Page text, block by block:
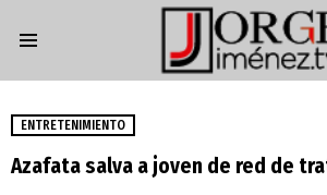
ENTRETENIMIENTO
Azafata salva a joven de red de